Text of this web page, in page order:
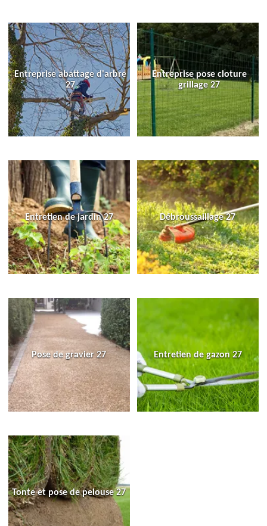
Entreprise abattage d'arbre
27
Entreprise pose cloture
grillage 27
Entretien de jardin 27 Débroussaillage 27
Pose de gravier 27 Entretien de gazon 27
Tonte et pose de pelouse 27